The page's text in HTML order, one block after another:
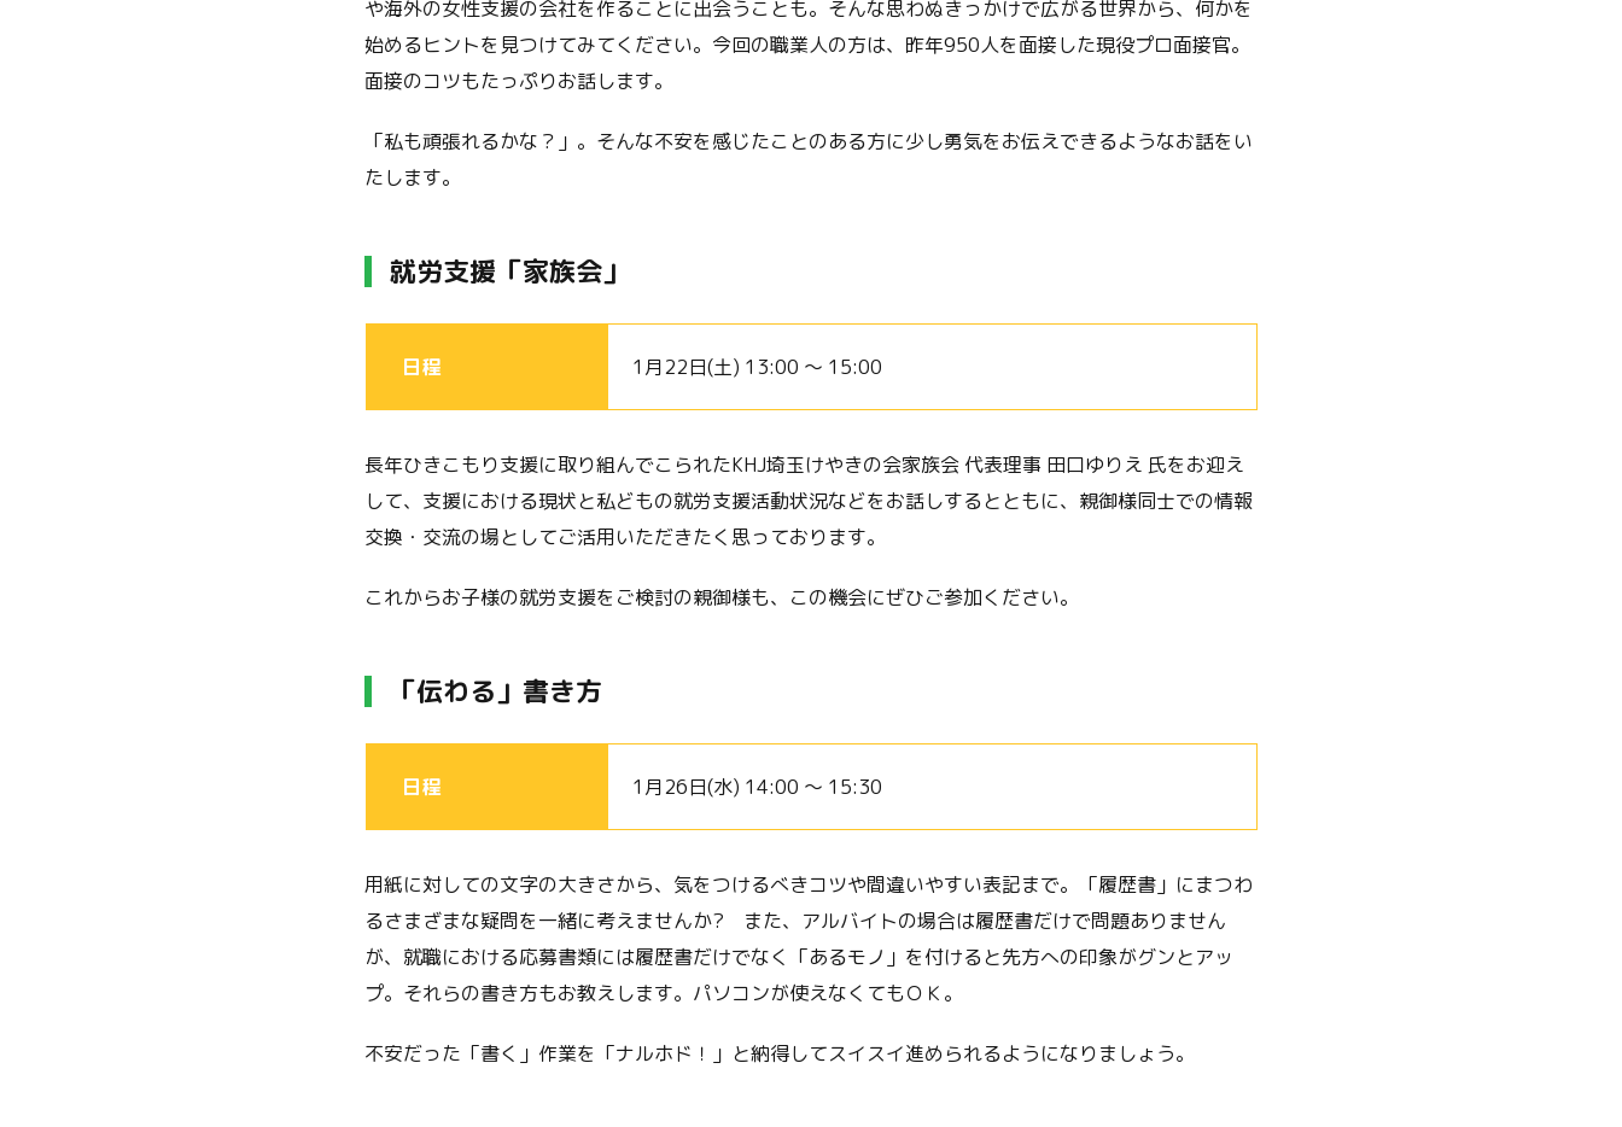
や海外の女性支援の会社を作ることに出会うことも。そんな思わぬきっかけで広がる世界から、何かを
始めるヒントを見つけてみてください。今回の職業人の方は、昨年950人を面接した現役プロ面接官。
面接のコツもたっぷりお話します。
「私も頑張れるかな？」。そんな不安を感じたことのある方に少し勇気をお伝えできるようなお話をい
たします。
就労支援「家族会」
日程 1月22日(土) 13:00 ～ 15:00
長年ひきこもり支援に取り組んでこられたKHJ埼玉けやきの会家族会 代表理事 田口ゆりえ 氏をお迎え
して、支援における現状と私どもの就労支援活動状況などをお話しするとともに、親御様同士での情報
交換・交流の場としてご活用いただきたく思っております。
これからお子様の就労支援をご検討の親御様も、この機会にぜひご参加ください。
「伝わる」書き方
日程 1月26日(水) 14:00 ～ 15:30
用紙に対しての文字の大きさから、気をつけるべきコツや間違いやすい表記まで。「履歴書」にまつわ
るさまざまな疑問を一緒に考えませんか? また、アルバイトの場合は履歴書だけで問題ありません
が、就職における応募書類には履歴書だけでなく「あるモノ」を付けると先方への印象がグンとアッ
プ。それらの書き方もお教えします。パソコンが使えなくてもＯＫ。
不安だった「書く」作業を「ナルホド！」と納得してスイスイ進められるようになりましょう。